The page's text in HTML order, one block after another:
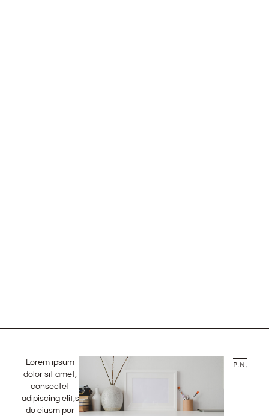
Lorem ipsum
dolor sit amet,
consectet
adipiscing elit,sed
do eiusm por
PREVIOUS STORY NEXT STORY